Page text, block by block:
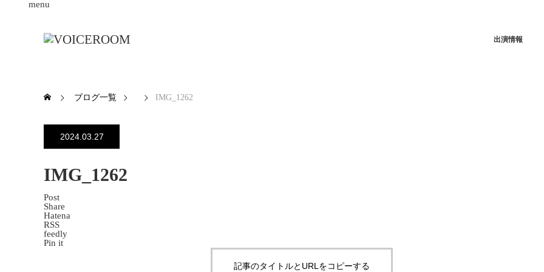
出演情報
menu
ブログ一覧 IMG_1262
2024.03.27
IMG_1262
Post
Share
Hatena
RSS
feedly
Pin it
記事のタイトルとURLをコピーする